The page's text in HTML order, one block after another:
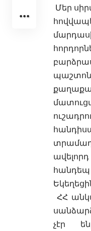
Մեր
հանդեպ
ՀՀ
չէր